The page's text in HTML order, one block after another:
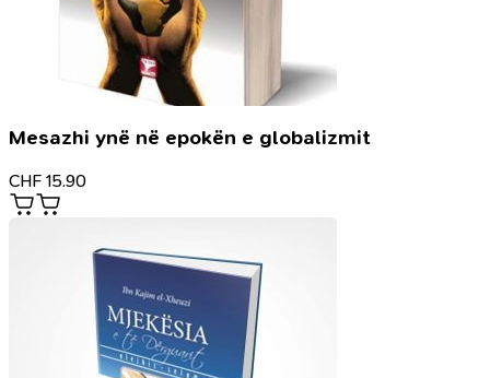
Mesazhi ynë në epokën e globalizmit
CHF 15.90